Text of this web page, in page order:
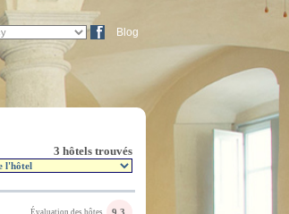
Blog
3 hôtels trouvés
Évaluation des hôtes